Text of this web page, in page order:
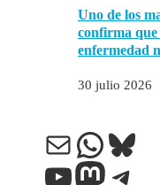
Uno de los
confirma
enfermedad
30 julio 2026
Correo
YouTube